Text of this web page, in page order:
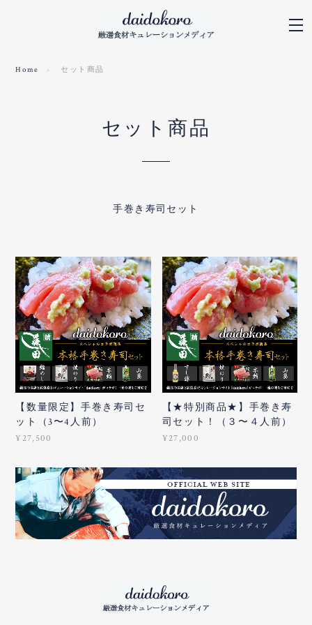
Home セット商品
セット商品
手巻き寿司セット
【数量限定】手巻き寿司セ
ット（3〜4人前）
¥27,500
【★特別商品★】手巻き寿
司セット！（３〜４人前）
¥27,000